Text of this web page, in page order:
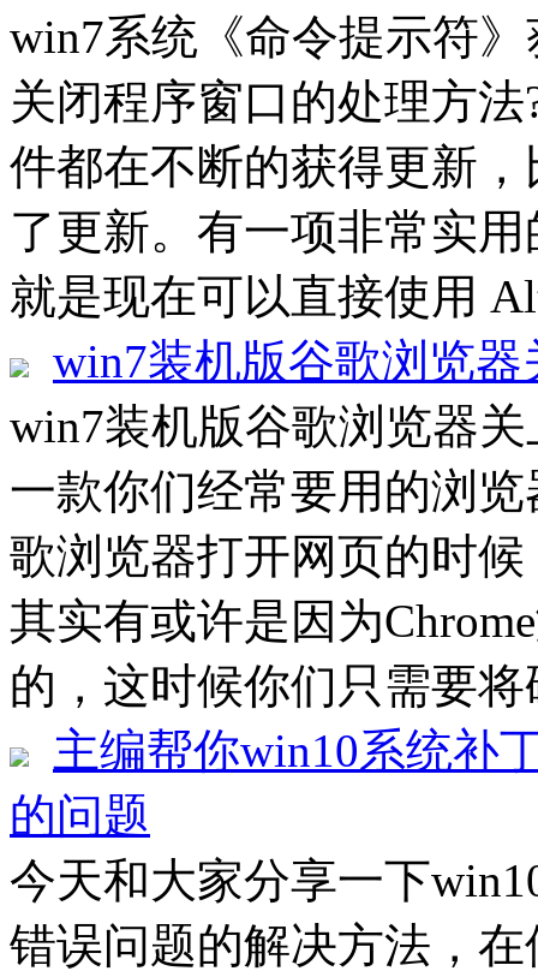
win7系统《命令提示符
关闭程序窗口的处理方
件都在不断的获得更新
了更新。有一项非常实
就是现在可以直接使用
win7装机版谷歌浏览
win7装机版谷歌浏览器
一款你们经常要用的浏
歌浏览器打开网页的时
其实有或许是因为
的，这时候你们只需要
主编帮你win10系统补
的问题
今天和大家分享一下
错误问题的解决方法，